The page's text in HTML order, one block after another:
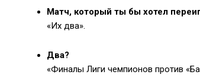
Матч, который ты бы хотел
«Их два».
Два?
«Финалы Лиги чемпионов против